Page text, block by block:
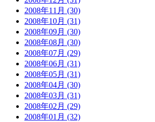
2008年11月 (30)
2008年10月 (31)
2008年09月 (30)
2008年08月 (30)
2008年07月 (29)
2008年06月 (31)
2008年05月 (31)
2008年04月 (30)
2008年03月 (31)
2008年02月 (29)
2008年01月 (32)